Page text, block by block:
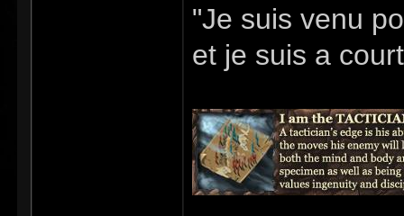
"Je suis venu
et je suis a